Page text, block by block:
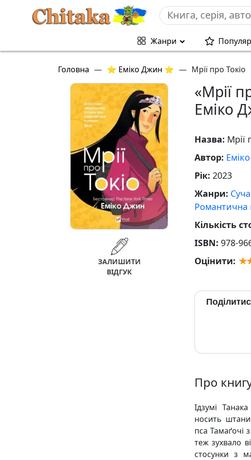
Жанри
Головна — ⭐ Еміко Джин ⭐ — Мрії про Токіо
ЗАЛИШИТИ
ВІДГУК
«Мрії
Еміко
Назва: Мрії
Автор:
Рік: 2023
Жанри:
Романтична
Кількість
ISBN: 978-
Оцінити:
Про
Ідзумі
носить
пса Тамаґочі
теж зухвало
стосунки з